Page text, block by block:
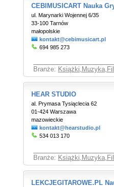
CEBIMUSICART Nauka
ul. Marynarki Wojennej 6/35
33-100 Tarnów
małopolskie
kontakt@cebimusicart.pl
694 985 273
Branże:
HEAR STUDIO
al. Prymasa Tysiąclecia 62
01-424 Warszawa
mazowieckie
kontakt@hearstudio.pl
534 013 170
Branże:
LEKCJEGITAROWE.PL